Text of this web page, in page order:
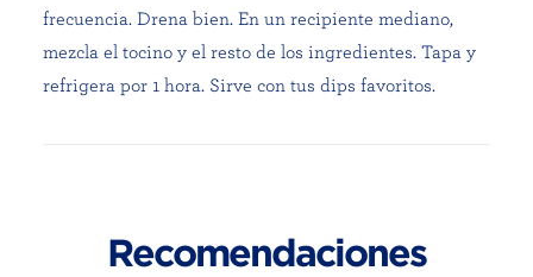
frecuencia. Drena bien. En un recipiente mediano,
mezcla el tocino y el resto de los ingredientes. Tapa y
refrigera por 1 hora. Sirve con tus dips favoritos.
Recomendaciones